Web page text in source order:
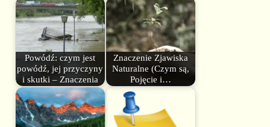
Powódź: czym jest
powódź, jej przyczyny
i skutki – Znaczenia
Znaczenie Zjawiska
Naturalne (Czym są,
Pojęcie i…